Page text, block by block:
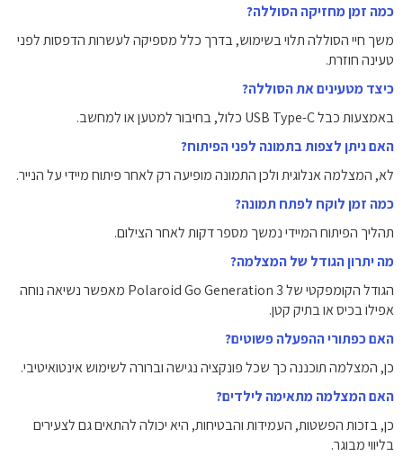
כמה זמן מחזיקה הסוללה?
משך חיי הסוללה תלוי בשימוש, בדרך כלל מספיקה לעשרות הדפסות לפני
טעינה חוזרת.
כיצד מטעינים את הסוללה?
באמצעות כבל USB Type-C כלול, בחיבור למטען או למחשב.
האם ניתן לצפות בתמונה לפני הפיתוח?
לא, המצלמה אנלוגית ולכן התמונה מופיעה רק לאחר פיתוח מיידי על הנייר.
כמה זמן לוקח לפתח תמונה?
תהליך הפיתוח המיידי נמשך מספר דקות לאחר הצילום.
מה יתרון הגודל של המצלמה?
הגודל הקומפקטי של Polaroid Go Generation 3 מאפשר נשיאה נוחה
אפילו בכיס או בתיק קטן.
האם כפתורי ההפעלה פשוטים?
כן, המצלמה תוכננה כך שכל פונקציה נגישה וברורה לשימוש אינטואיטיבי.
האם המצלמה מתאימה לילדים?
כן, בזכות הפשטות, העמידות והבטיחות, היא יכולה להתאים גם לצעירים
בליווי מבוגר.